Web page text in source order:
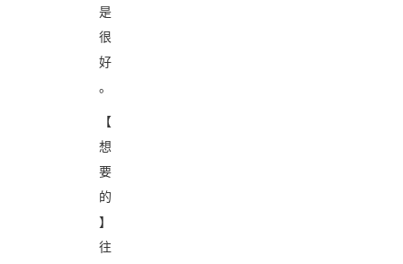
是
很
好
。
【
想
要
的
】
往